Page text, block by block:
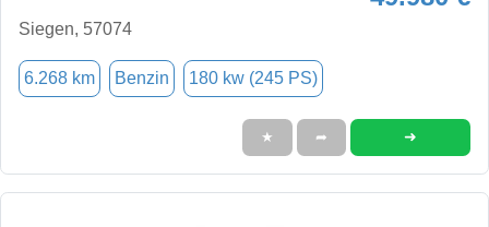
Siegen, 57074
6.268 km Benzin 180 kw (245 PS)
★ ➦ ➜